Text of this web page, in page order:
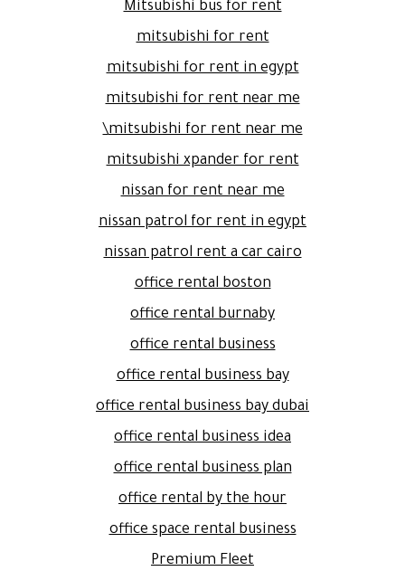
Mitsubishi bus for rent
mitsubishi for rent
mitsubishi for rent in egypt
mitsubishi for rent near me
mitsubishi for rent near me\
mitsubishi xpander for rent
nissan for rent near me
nissan patrol for rent in egypt
nissan patrol rent a car cairo
office rental boston
office rental burnaby
office rental business
office rental business bay
office rental business bay dubai
office rental business idea
office rental business plan
office rental by the hour
office space rental business
Premium Fleet